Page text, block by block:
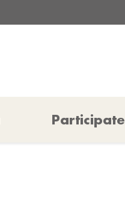
Participate